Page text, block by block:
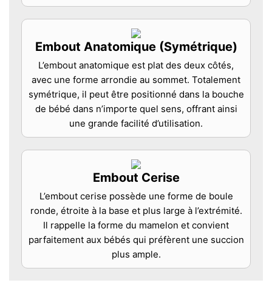
Embout Anatomique (Symétrique)
L’embout anatomique est plat des deux côtés,
avec une forme arrondie au sommet. Totalement
symétrique, il peut être positionné dans la bouche
de bébé dans n’importe quel sens, offrant ainsi
une grande facilité d’utilisation.
Embout Cerise
L’embout cerise possède une forme de boule
ronde, étroite à la base et plus large à l’extrémité.
Il rappelle la forme du mamelon et convient
parfaitement aux bébés qui préfèrent une succion
plus ample.